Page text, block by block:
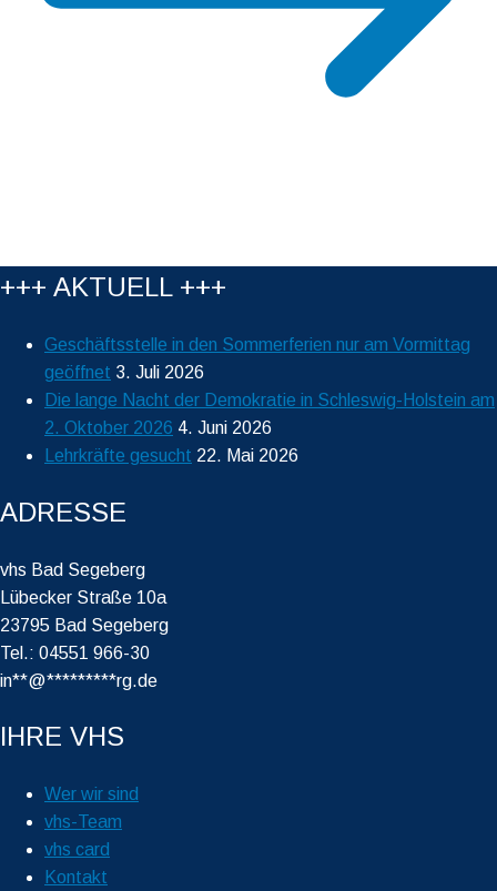
+++ AKTUELL +++
Geschäftsstelle in den Sommerferien nur am Vormittag
geöffnet 3. Juli 2026
Die lange Nacht der Demokratie in Schleswig-Holstein am
2. Oktober 2026 4. Juni 2026
Lehrkräfte gesucht 22. Mai 2026
ADRESSE
vhs Bad Segeberg
Lübecker Straße 10a
23795 Bad Segeberg
Tel.: 04551 966-30
in**@*********rg.de
IHRE VHS
Wer wir sind
vhs-Team
vhs card
Kontakt